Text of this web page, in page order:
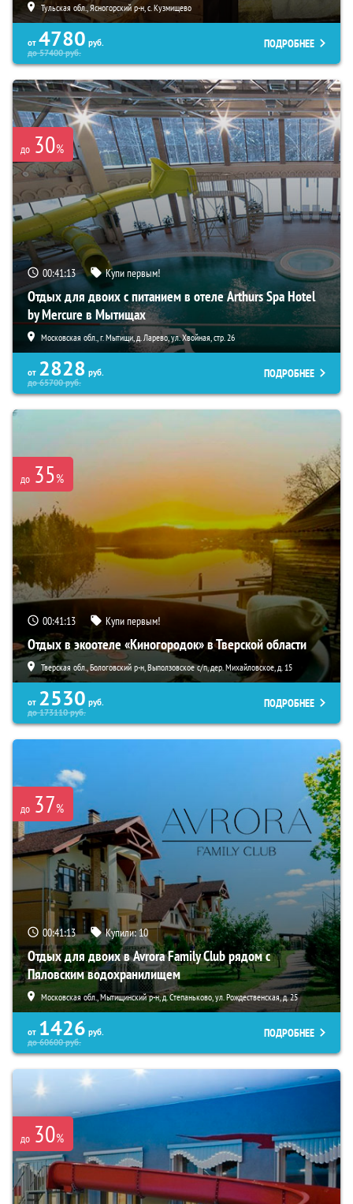
Тульская обл., Ясногорский р-н, с. Кузмищево
от 4780 руб.
до57400руб.
ПОДРОБНЕЕ
до 30%
00:41:11 Купи первым!
Отдых для двоих с питанием в отеле Arthurs Spa Hotel
by Mercure в Мытищах
Московская обл., г. Мытищи, д. Ларево, ул. Хвойная, стр. 26
от 2828 руб.
до65700руб.
ПОДРОБНЕЕ
до 35%
00:41:11 Купи первым!
Отдых в экоотеле «Киногородок» в Тверской области
Тверская обл., Бологовский р-н, Выползовское с/п, дер. Михайловское, д. 15
от 2530 руб.
до173110руб.
ПОДРОБНЕЕ
до 37%
00:41:11 Купили:10
Отдых для двоих в Avrora Family Club рядом с
Пяловским водохранилищем
Московская обл., Мытищинский р-н, д. Степаньково, ул. Рождественская, д. 25
от 1426 руб.
до60600руб.
ПОДРОБНЕЕ
до 30%